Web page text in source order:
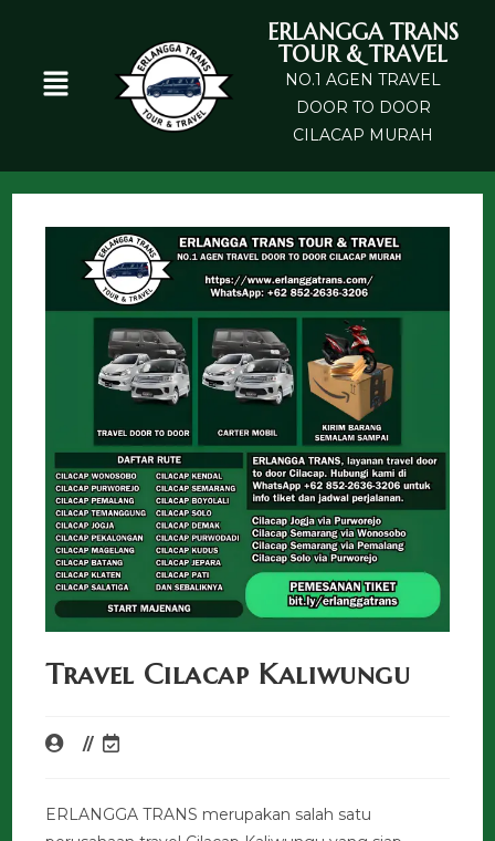
ERLANGGA TRANS
TOUR & TRAVEL
NO.1 AGEN TRAVEL
DOOR TO DOOR
CILACAP MURAH
Travel Cilacap Kaliwungu
ERLANGGA TRANS merupakan salah satu